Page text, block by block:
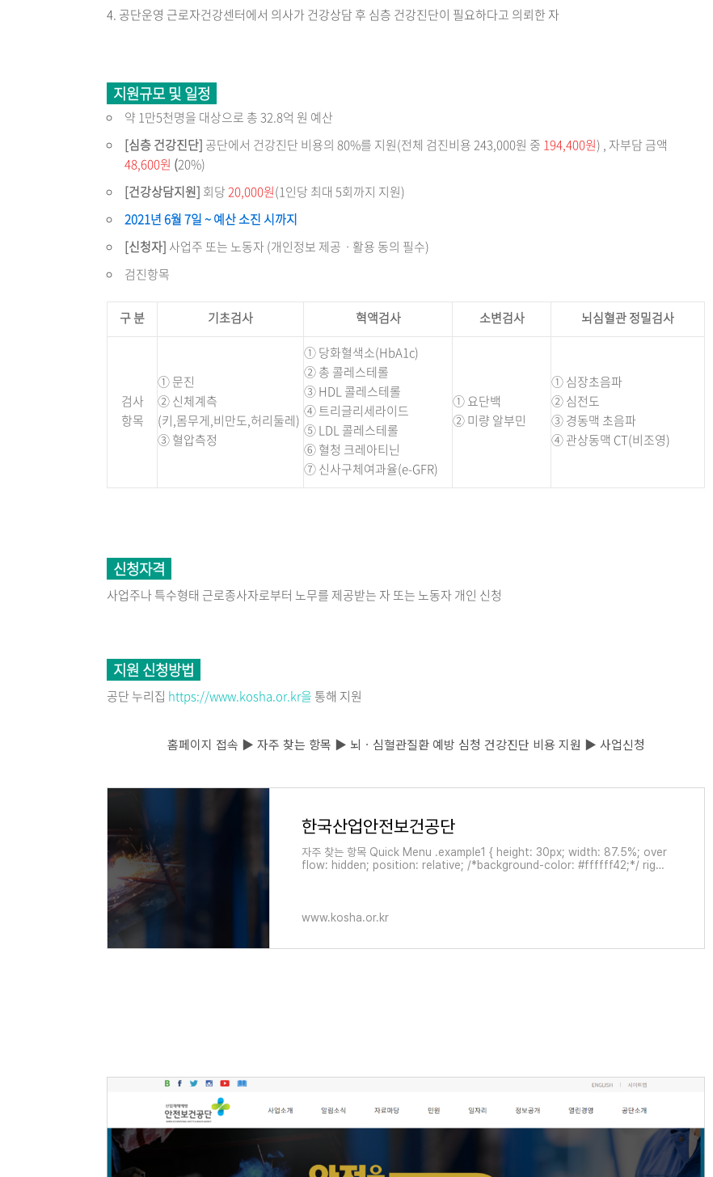
4. 공단운영 근로자건강센터에서 의사가 건강상담 후 심층 건강진단이 필요하다고 의뢰한 자
지원규모 및 일정
약 1만5천명을 대상으로 총 32.8억 원 예산
[심층 건강진단] 공단에서 건강진단 비용의 80%를 지원(전체 검진비용 243,000원 중 194,400원) , 자부담 금액
48,600원 (20%)
[건강상담지원] 회당20,000원(1인당 최대 5회까지 지원)
2021년 6월 7일 ~ 예산 소진 시까지
[신청자] 사업주 또는 노동자 (개인정보 제공ㆍ활용 동의 필수)
검진항목
구 분 기초검사 혁액검사 소변검사 뇌심혈관 정밀검사
검사
항목
① 문진
② 신체계측
(키,몸무게,비만도,허리둘레)
③ 혈압측정
① 당화혈색소(HbA1c)
② 총 콜레스테롤
③ HDL 콜레스테롤
④ 트리글리세라이드
⑤ LDL 콜레스테롤
⑥ 혈청 크레아티닌
⑦ 신사구체여과율(e-GFR)
① 요단백
② 미량 알부민
① 심장초음파
② 심전도
③ 경동맥 초음파
④ 관상동맥 CT(비조영)
신청자격
사업주나 특수형태 근로종사자로부터 노무를 제공받는 자 또는 노동자 개인 신청
지원 신청방법
공단 누리집 https://www.kosha.or.kr을 통해 지원
홈페이지 접속 ▶ 자주 찾는 항목 ▶ 뇌ㆍ심혈관질환 예방 심청 건강진단 비용 지원 ▶ 사업신청
한국산업안전보건공단
자주 찾는 항목 Quick Menu .example1 { height: 30px; width: 87.5%; over
flow: hidden; position: relative; /*background-color: #ffffff42;*/ righ
www.kosha.or.kr